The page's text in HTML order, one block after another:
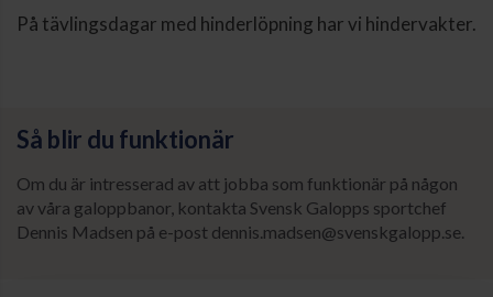
På tävlingsdagar med hinderlöpning har vi hindervakter.
Så blir du funktionär
Om du är intresserad av att jobba som funktionär på någon
av våra galoppbanor, kontakta Svensk Galopps sportchef
Dennis Madsen på e-post dennis.madsen@svenskgalopp.se.